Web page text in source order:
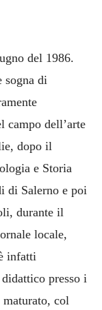
del 1986.
sogna di
campo dell’arte
dopo il
e Storia
di Salerno e poi
durante il
locale,
infatti
presso i
maturato, col